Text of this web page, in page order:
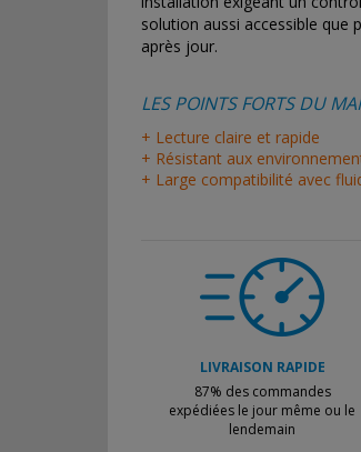
solution aussi accessible que
après jour.
LES POINTS FORTS DU
+ Lecture claire et rapide
+ Résistant aux
+ Large compatibilité avec
LIVRAISON RAPIDE
87% des commandes
expédiées le jour même ou le
lendemain